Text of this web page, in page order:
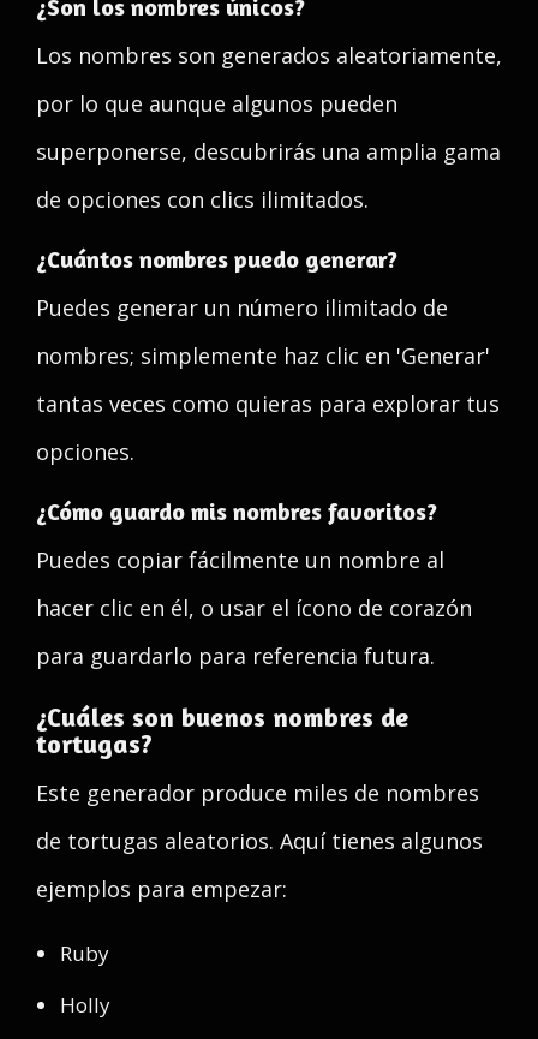
¿Son los nombres únicos?
Los nombres son generados aleatoriamente,
por lo que aunque algunos pueden
superponerse, descubrirás una amplia gama
de opciones con clics ilimitados.
¿Cuántos nombres puedo generar?
Puedes generar un número ilimitado de
nombres; simplemente haz clic en 'Generar'
tantas veces como quieras para explorar tus
opciones.
¿Cómo guardo mis nombres favoritos?
Puedes copiar fácilmente un nombre al
hacer clic en él, o usar el ícono de corazón
para guardarlo para referencia futura.
¿Cuáles son buenos nombres de
tortugas?
Este generador produce miles de nombres
de tortugas aleatorios. Aquí tienes algunos
ejemplos para empezar:
Ruby
Holly